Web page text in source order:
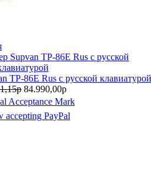
TP-86E Rus с русской клавиатурой
84.990,00р